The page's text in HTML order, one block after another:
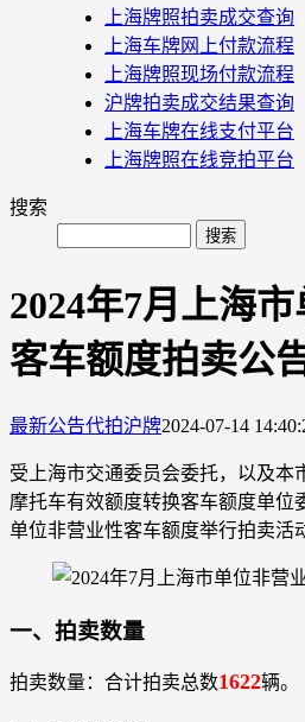
上海牌照拍卖成交查询
上海车牌网上付款流程
上海牌照现场付款流程
沪牌拍卖成交结果查询
上海车牌在线支付平台
上海牌照在线竞拍平台
搜索
2024年7月上海
客车额度拍卖公
最新公告代拍沪牌2024-07-14
受上海市交通委员会委托，以及本
摩托车有效额度转换客车额度单位
单位非营业性客车额度举行拍卖活
一、拍卖数量
拍卖数量：合计拍卖总数1622辆。